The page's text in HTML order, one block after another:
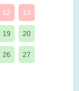
12 13
19 20
26 27